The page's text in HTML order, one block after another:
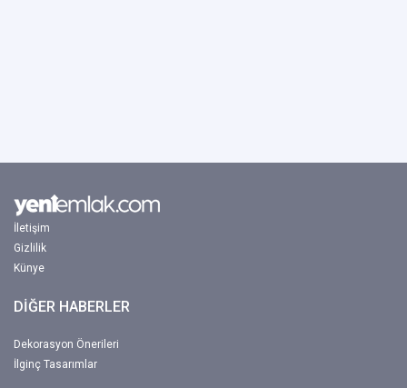
İletişim
Gizlilik
Künye
DİĞER HABERLER
Dekorasyon Önerileri
İlginç Tasarımlar